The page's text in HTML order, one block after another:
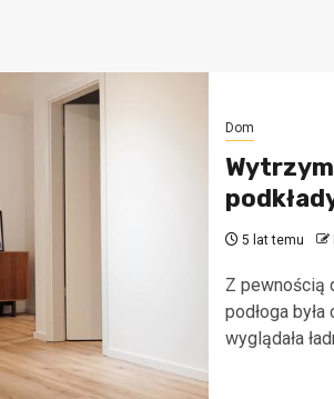
Dom
5 lat temu
Z pewnością
podłoga
wyglądała